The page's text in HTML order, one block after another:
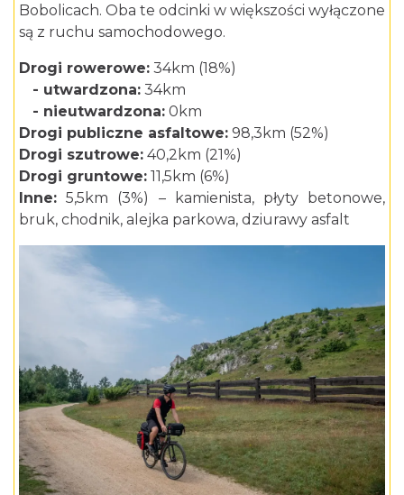
Bobolicach. Oba te odcinki w większości wyłączone
są z ruchu samochodowego.
Drogi rowerowe: 34km (18%)
- utwardzona: 34km
- nieutwardzona: 0km
Drogi publiczne asfaltowe: 98,3km (52%)
Drogi szutrowe: 40,2km (21%)
Drogi gruntowe: 11,5km (6%)
Inne: 5,5km (3%) – kamienista, płyty betonowe,
bruk, chodnik, alejka parkowa, dziurawy asfalt